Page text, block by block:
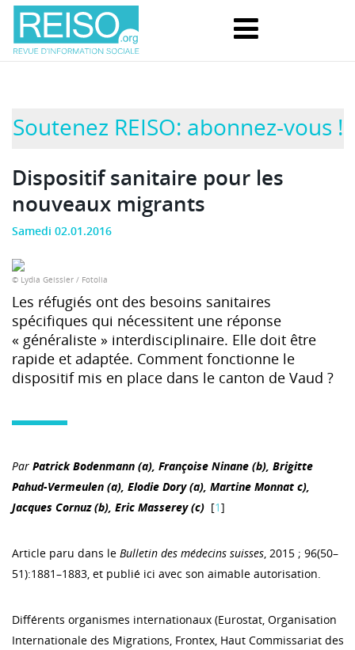
Soutenez REISO: abonnez-vous !
Dispositif sanitaire pour les
nouveaux migrants
Samedi 02.01.2016
© Lydia Geissler / Fotolia
Les réfugiés ont des besoins sanitaires
spécifiques qui nécessitent une réponse
« généraliste » interdisciplinaire. Elle doit être
rapide et adaptée. Comment fonctionne le
dispositif mis en place dans le canton de Vaud ?
Par Patrick Bodenmann (a), Françoise Ninane (b), Brigitte
Pahud-Vermeulen (a), Elodie Dory (a), Martine Monnat c),
Jacques Cornuz (b), Eric Masserey (c) [1]
Article paru dans le Bulletin des médecins suisses, 2015 ; 96(50–
51):1881–1883, et publié ici avec son aimable autorisation.
Différents organismes internationaux (Eurostat, Organisation
Internationale des Migrations, Frontex, Haut Commissariat des